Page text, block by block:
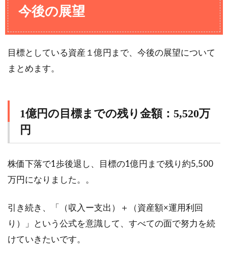
今後の展望
目標としている資産１億円まで、今後の展望について
まとめます。
1億円の目標までの残り金額：5,520万
円
株価下落で1歩後退し、目標の1億円まで残り約5,500
万円になりました。。
引き続き、「（収入ー支出）＋（資産額×運用利回
り）」という公式を意識して、すべての面で努力を続
けていきたいです。